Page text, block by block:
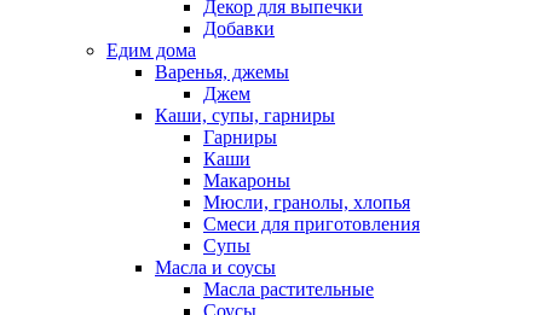
Декор для выпечки
Добавки
Едим дома
Варенья, джемы
Джем
Каши, супы, гарниры
Гарниры
Каши
Макароны
Мюсли, гранолы, хлопья
Смеси для приготовления
Супы
Масла и соусы
Масла растительные
Соусы